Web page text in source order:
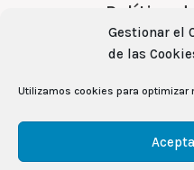
Gestionar el
de las
Utilizamos cookies para optimizar
Política
Política
Ver